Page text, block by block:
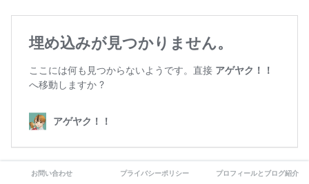
お問い合わせ プライバシーポリシー プロフィールとブログ紹介